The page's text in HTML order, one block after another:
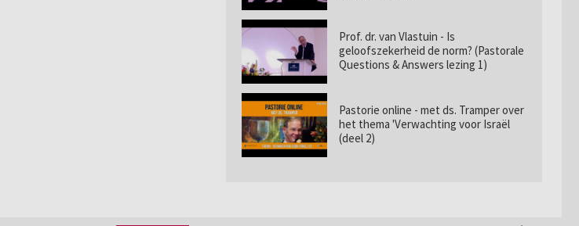
Prof. dr. van Vlastuin - Is
geloofszekerheid de norm? (Pastorale
Questions & Answers lezing 1)
Pastorie online - met ds. Tramper over
het thema 'Verwachting voor Israël
(deel 2)